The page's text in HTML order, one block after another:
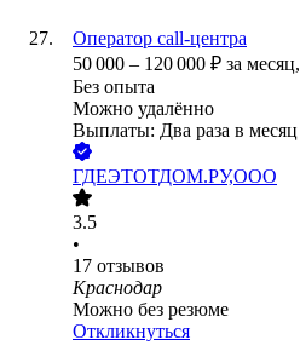
Оператор call-центра
50 000 – 120 000 ₽ за месяц,
Без опыта
Можно удалённо
Выплаты: Два раза в месяц
ГДЕЭТОТДОМ.РУ,ООО
3.5
•
17 отзывов
Краснодар
Можно без резюме
Откликнуться